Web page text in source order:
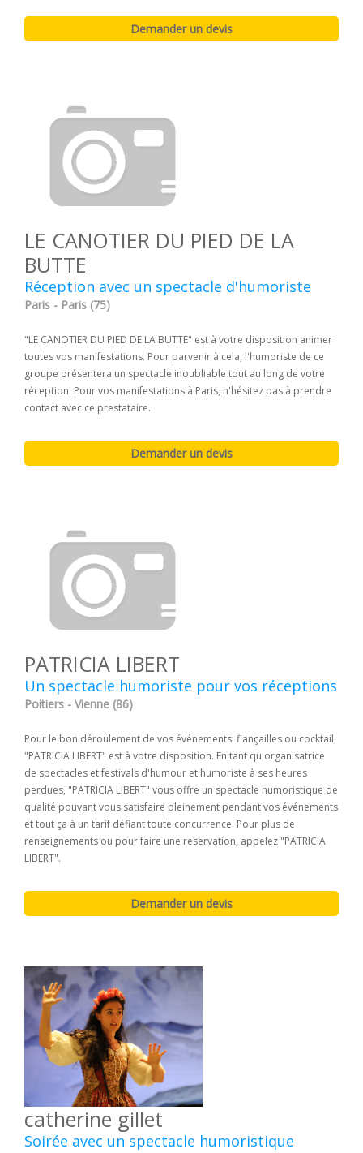
LE CANOTIER DU PIED DE LA
BUTTE
Réception avec un spectacle d'humoriste
Paris - Paris (75)
"LE CANOTIER DU PIED DE LA BUTTE" est à votre disposition animer
toutes vos manifestations. Pour parvenir à cela, l'humoriste de ce
groupe présentera un spectacle inoubliable tout au long de votre
réception. Pour vos manifestations à Paris, n'hésitez pas à prendre
contact avec ce prestataire.
PATRICIA LIBERT
Un spectacle humoriste pour vos réceptions
Poitiers - Vienne (86)
Pour le bon déroulement de vos événements: fiançailles ou cocktail,
"PATRICIA LIBERT" est à votre disposition. En tant qu'organisatrice
de spectacles et festivals d'humour et humoriste à ses heures
perdues, "PATRICIA LIBERT" vous offre un spectacle humoristique de
qualité pouvant vous satisfaire pleinement pendant vos événements
et tout ça à un tarif défiant toute concurrence. Pour plus de
renseignements ou pour faire une réservation, appelez "PATRICIA
LIBERT".
catherine gillet
Soirée avec un spectacle humoristique